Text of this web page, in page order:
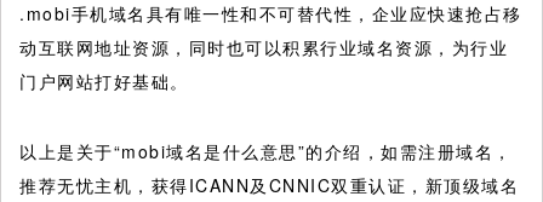
.mobi手机域名具有唯一性和不可替代性，企业应快速抢占移
动互联网地址资源，同时也可以积累行业域名资源，为行业
门户网站打好基础。
以上是关于“mobi域名是什么意思”的介绍，如需注册域名，
推荐无忧主机，获得ICANN及CNNIC双重认证，新顶级域名